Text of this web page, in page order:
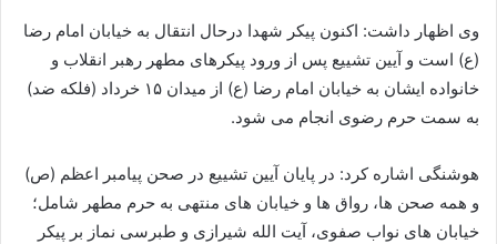
وی اظهار داشت: اکنون پیکر شهدا درحال انتقال به خیابان امام رضا
(ع) است و آیین تشییع پس از ورود پیکرهای مطهر رهبر انقلاب و
خانواده ایشان به خیابان امام رضا (ع) از میدان ۱۵ خرداد (فلکه ضد)
به سمت حرم رضوی انجام می شود.
هوشنگی اشاره کرد: در پایان آیین تشییع در صحن پیامبر اعظم (ص)
و همه صحن‌ ها، رواق‌ ها و خیابان‌ های منتهی به حرم مطهر شامل؛
خیابان‌ های نواب صفوی، آیت‌ الله شیرازی و طبرسی نماز بر پیکر